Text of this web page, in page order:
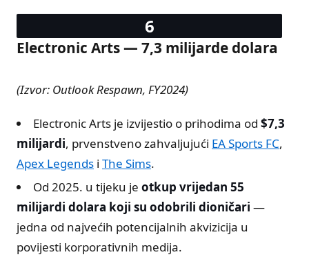
Electronic Arts — 7,3 milijarde dolara
(Izvor: Outlook Respawn, FY2024)
Electronic Arts je izvijestio o prihodima od $7,3
milijardi, prvenstveno zahvaljujući EA Sports FC,
Apex Legends i The Sims.
Od 2025. u tijeku je otkup vrijedan 55
milijardi dolara koji su odobrili dioničari —
jedna od najvećih potencijalnih akvizicija u
povijesti korporativnih medija.